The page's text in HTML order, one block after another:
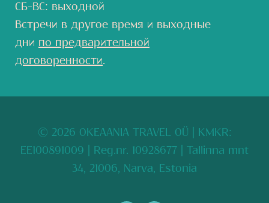
СБ-ВС: выходной
Встречи в другое время и выходные
дни по предварительной
договоренности.
© 2026 OKEAANIA TRAVEL OÜ
| KMKR:
EE100891009 | Reg.nr. 10928677 | Tallinna mnt
34, 21006, Narva, Estonia